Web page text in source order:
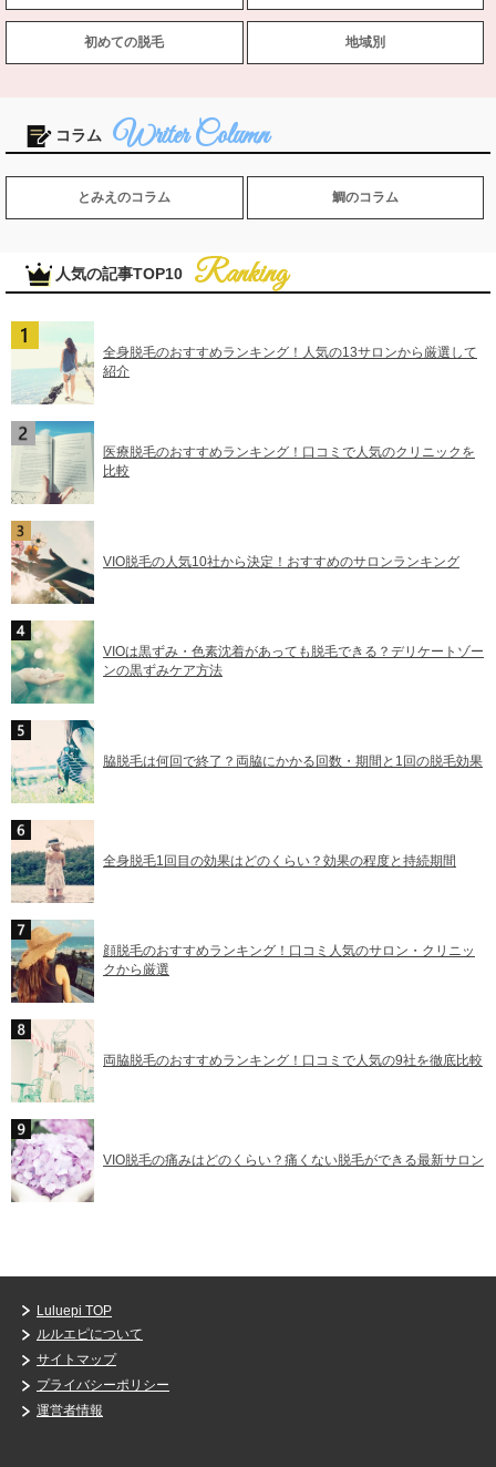
初めての脱毛 地域別
コラム
とみえのコラム 鯛のコラム
人気の記事TOP10
全身脱毛のおすすめランキング！人気の13サロンから厳選して
紹介
医療脱毛のおすすめランキング！口コミで人気のクリニックを
比較
VIO脱毛の人気10社から決定！おすすめのサロンランキング
VIOは黒ずみ・色素沈着があっても脱毛できる？デリケートゾー
ンの黒ずみケア方法
脇脱毛は何回で終了？両脇にかかる回数・期間と1回の脱毛効果
全身脱毛1回目の効果はどのくらい？効果の程度と持続期間
顔脱毛のおすすめランキング！口コミ人気のサロン・クリニッ
クから厳選
両脇脱毛のおすすめランキング！口コミで人気の9社を徹底比較
VIO脱毛の痛みはどのくらい？痛くない脱毛ができる最新サロン
Luluepi TOP
ルルエピについて
サイトマップ
プライバシーポリシー
運営者情報